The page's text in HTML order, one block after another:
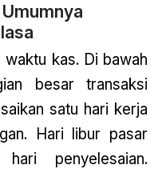
waktu kas. Di bawah
besar transaksi
satu hari kerja
Hari libur pasar
penyelesaian.